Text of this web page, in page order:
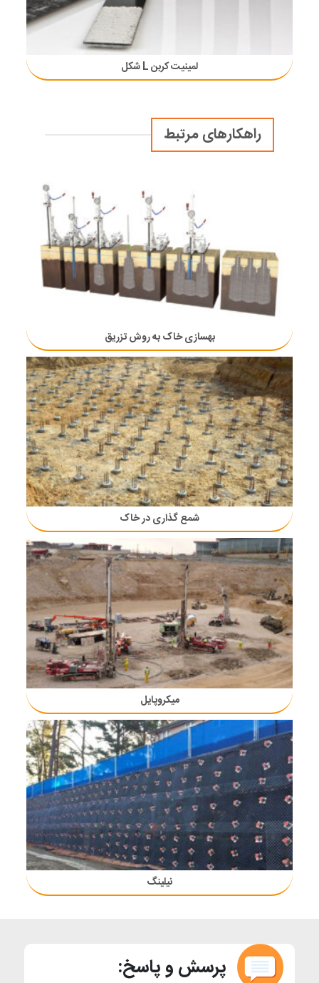
لمینیت کربن L شکل
راهکارهای مرتبط
بهسازی خاک به روش تزریق
شمع گذاری در خاک
میکروپایل
نیلینگ
پرسش و پاسخ: